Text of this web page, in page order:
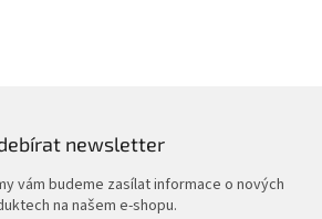
newsletter
vám budeme zasílat informace o nových
na našem e-shopu.